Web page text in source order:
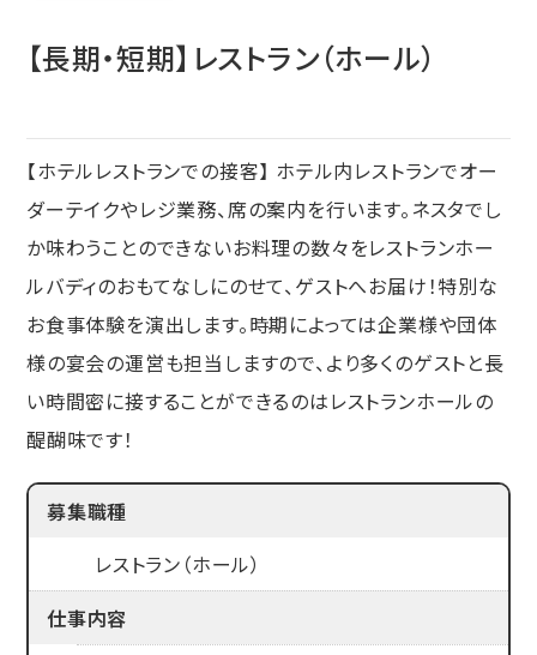
【長期・短期】レストラン（ホール）
【ホテルレストランでの接客】 ホテル内レストランでオー
ダーテイクやレジ業務、席の案内を行います。ネスタでし
か味わうことのできないお料理の数々をレストランホー
ルバディのおもてなしにのせて、ゲストへお届け！特別な
お食事体験を演出します。時期によっては企業様や団体
様の宴会の運営も担当しますので、より多くのゲストと長
い時間密に接することができるのはレストランホールの
醍醐味です！
募集職種
レストラン（ホール）
仕事内容